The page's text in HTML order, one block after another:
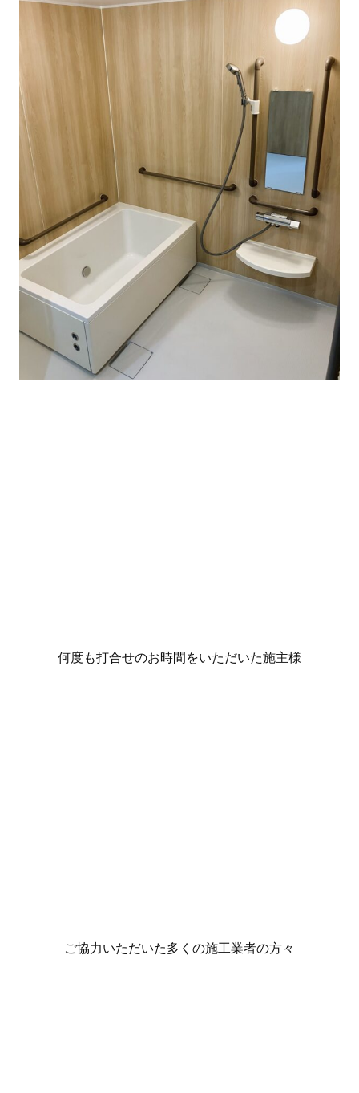
何度も打合せのお時間をいただいた施主様
ご協力いただいた多くの施工業者の方々